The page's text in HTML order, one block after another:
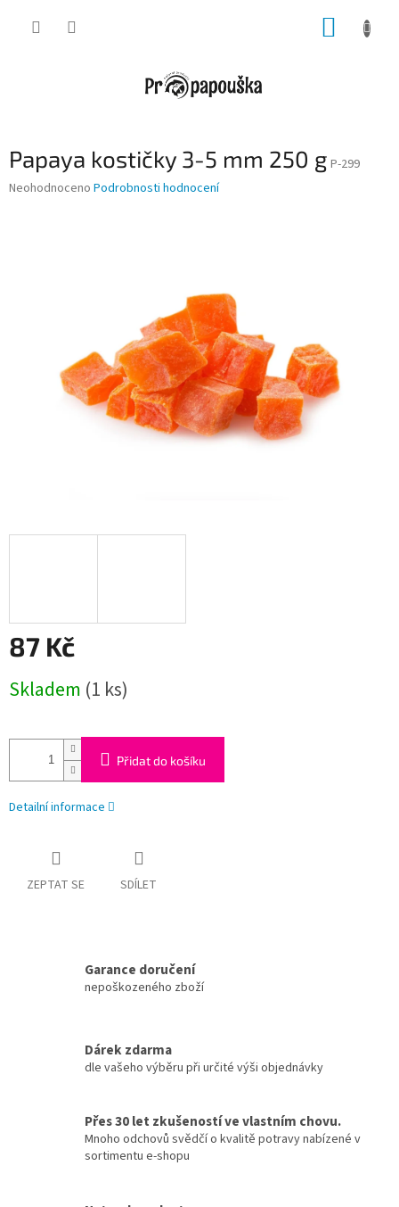
Papaya kostičky 3-5 mm 250 g P-299
Průměrné
Neohodnoceno Podrobnosti hodnocení
87 Kč
cena:
Skladem (1 ks)
Přidat do košíku
Detailní informace
ZEPTAT SE SDÍLET
Garance doručení
nepoškozeného zboží
Dárek zdarma
dle vašeho výběru při určité výši objednávky
Přes 30 let zkušeností ve vlastním chovu.
Mnoho odchovů svědčí o kvalitě potravy nabízené v
sortimentu e-shopu